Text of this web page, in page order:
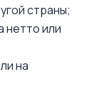
страны;
нетто или
на